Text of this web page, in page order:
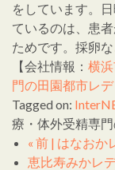
をしています。
ているのは、患
ためです。採卵
【会社情報： 横
門の田園都市レ
Tagged on:
療・体外受精専
« 前 | はなおか
恵比寿みかレ